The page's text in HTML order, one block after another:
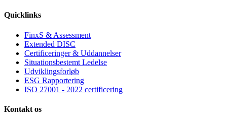
Quicklinks
FinxS & Assessment
Extended DISC
Certificeringer & Uddannelser
Situationsbestemt Ledelse
Udviklingsforløb
ESG Rapportering
ISO 27001 - 2022 certificering
Kontakt os